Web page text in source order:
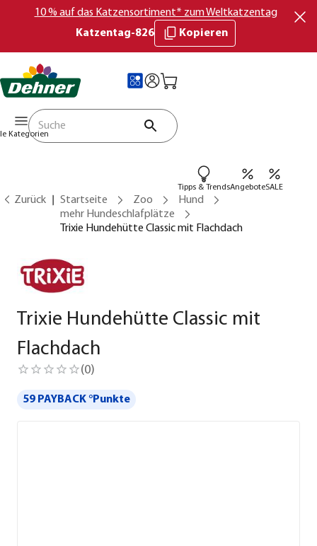
10 % auf das Katzensortiment* zum Weltkatzentag
Katzentag-826
Kopieren
Kategorien
Tipps & TrendsAngeboteSALE
Zurück Startseite Zoo
Hund
mehr Hundeschlafplätze
Trixie Hundehütte Classic mit Flachdach
Trixie Hundehütte Classic mit
Flachdach
(0)
59 PAYBACK °Punkte